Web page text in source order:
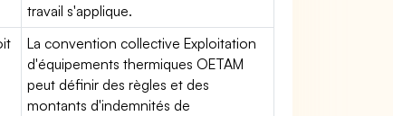
travail s'applique.
La convention collective Exploitation
d'équipements thermiques OETAM
peut définir des règles et des
montants d'indemnités de